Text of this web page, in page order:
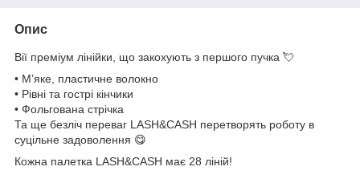
Опис
Вії преміум лінійки, що закохують з першого пучка 💘
• М’яке, пластичне волокно
• Рівні та гострі кінчики
• Фольгована стрічка
Та ще безліч переваг LASH&CASH перетворять роботу в
суцільне задоволення 😋
Кожна палетка LASH&CASH має 28 ліній!